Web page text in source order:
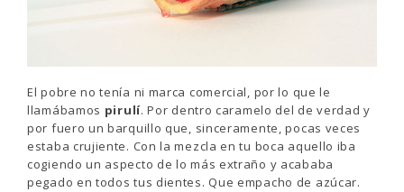
El pobre no tenía ni marca comercial, por lo que le
llamábamos pirulí. Por dentro caramelo del de verdad y
por fuero un barquillo que, sinceramente, pocas veces
estaba crujiente. Con la mezcla en tu boca aquello iba
cogiendo un aspecto de lo más extraño y acababa
pegado en todos tus dientes. Que empacho de azúcar.